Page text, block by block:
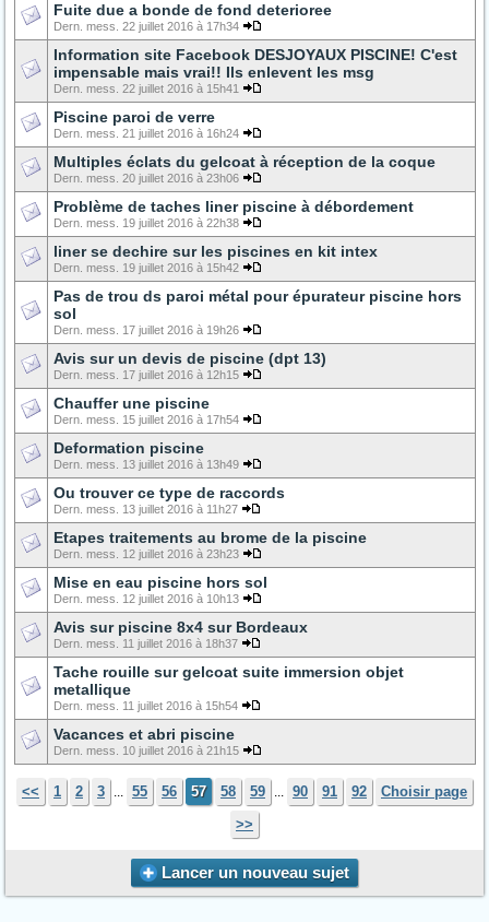
Fuite due a bonde de fond deterioree
Dern. mess. 22 juillet 2016 à 17h34
Information site Facebook DESJOYAUX PISCINE! C'est
impensable mais vrai!! Ils enlevent les msg
Dern. mess. 22 juillet 2016 à 15h41
Piscine paroi de verre
Dern. mess. 21 juillet 2016 à 16h24
Multiples éclats du gelcoat à réception de la coque
Dern. mess. 20 juillet 2016 à 23h06
Problème de taches liner piscine à débordement
Dern. mess. 19 juillet 2016 à 22h38
liner se dechire sur les piscines en kit intex
Dern. mess. 19 juillet 2016 à 15h42
Pas de trou ds paroi métal pour épurateur piscine hors
sol
Dern. mess. 17 juillet 2016 à 19h26
Avis sur un devis de piscine (dpt 13)
Dern. mess. 17 juillet 2016 à 12h15
Chauffer une piscine
Dern. mess. 15 juillet 2016 à 17h54
Deformation piscine
Dern. mess. 13 juillet 2016 à 13h49
Ou trouver ce type de raccords
Dern. mess. 13 juillet 2016 à 11h27
Etapes traitements au brome de la piscine
Dern. mess. 12 juillet 2016 à 23h23
Mise en eau piscine hors sol
Dern. mess. 12 juillet 2016 à 10h13
Avis sur piscine 8x4 sur Bordeaux
Dern. mess. 11 juillet 2016 à 18h37
Tache rouille sur gelcoat suite immersion objet
metallique
Dern. mess. 11 juillet 2016 à 15h54
Vacances et abri piscine
Dern. mess. 10 juillet 2016 à 21h15
<< 1 2 3 ... 55 56 57 58 59 ... 90 91 92
Choisir page
>>
Lancer un nouveau sujet